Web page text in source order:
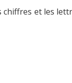
et les